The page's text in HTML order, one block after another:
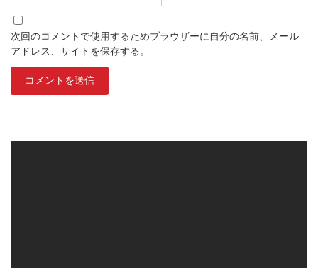
次回のコメントで使用するためブラウザーに自分の名前、メール
アドレス、サイトを保存する。